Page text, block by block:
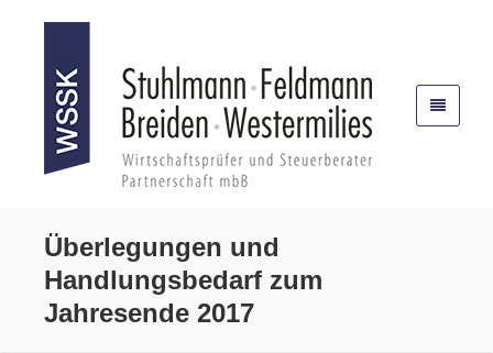
Überlegungen und
Handlungsbedarf zum
Jahresende 2017